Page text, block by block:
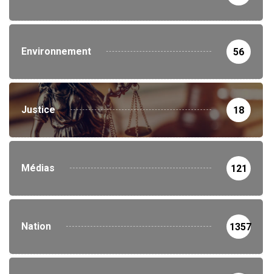
Environnement 56
Justice 18
Médias 121
Nation 1357